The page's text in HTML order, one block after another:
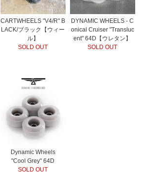
CARTWHEELS "V4/R" B
LACK/ブラック【ウィー
ル】
SOLD OUT
DYNAMIC WHEELS - C
onical Cruiser "Transluc
ent" 64D【ウレタン】
SOLD OUT
Dynamic Wheels
"Cool Grey" 64D
SOLD OUT